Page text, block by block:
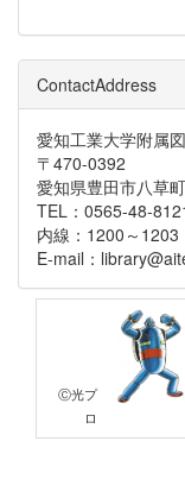
ContactAddress
愛知工業大学附属
〒470-0392
愛知県豊田市八草
TEL：0565-48-
内線：1200～1203
E-mail：
Ⓒ光プ
ロ